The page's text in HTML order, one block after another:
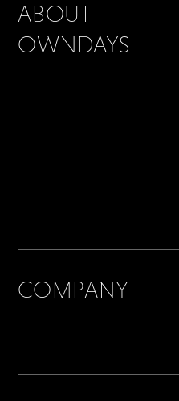
ABOUT
OWNDAYS
COMPANY